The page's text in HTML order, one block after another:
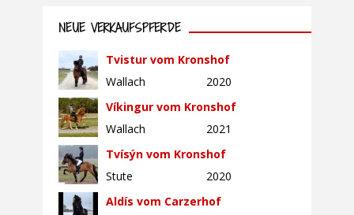
NEUE VERKAUFSPFERDE
Tvistur vom Kronshof
Wallach
2020
Víkingur vom Kronshof
Wallach
2021
Tvísýn vom Kronshof
Stute
2020
Aldís vom Carzerhof